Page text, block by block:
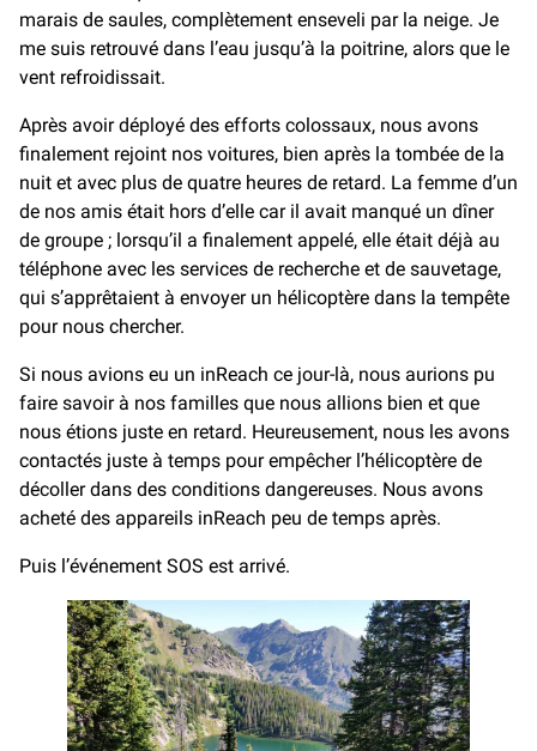
marais de saules, complètement enseveli par la neige. Je
me suis retrouvé dans l’eau jusqu’à la poitrine, alors que le
vent refroidissait.
Après avoir déployé des efforts colossaux, nous avons
finalement rejoint nos voitures, bien après la tombée de la
nuit et avec plus de quatre heures de retard. La femme d’un
de nos amis était hors d’elle car il avait manqué un dîner
de groupe ; lorsqu’il a finalement appelé, elle était déjà au
téléphone avec les services de recherche et de sauvetage,
qui s’apprêtaient à envoyer un hélicoptère dans la tempête
pour nous chercher.
Si nous avions eu un inReach ce jour-là, nous aurions pu
faire savoir à nos familles que nous allions bien et que
nous étions juste en retard. Heureusement, nous les avons
contactés juste à temps pour empêcher l’hélicoptère de
décoller dans des conditions dangereuses. Nous avons
acheté des appareils inReach peu de temps après.
Puis l’événement SOS est arrivé.